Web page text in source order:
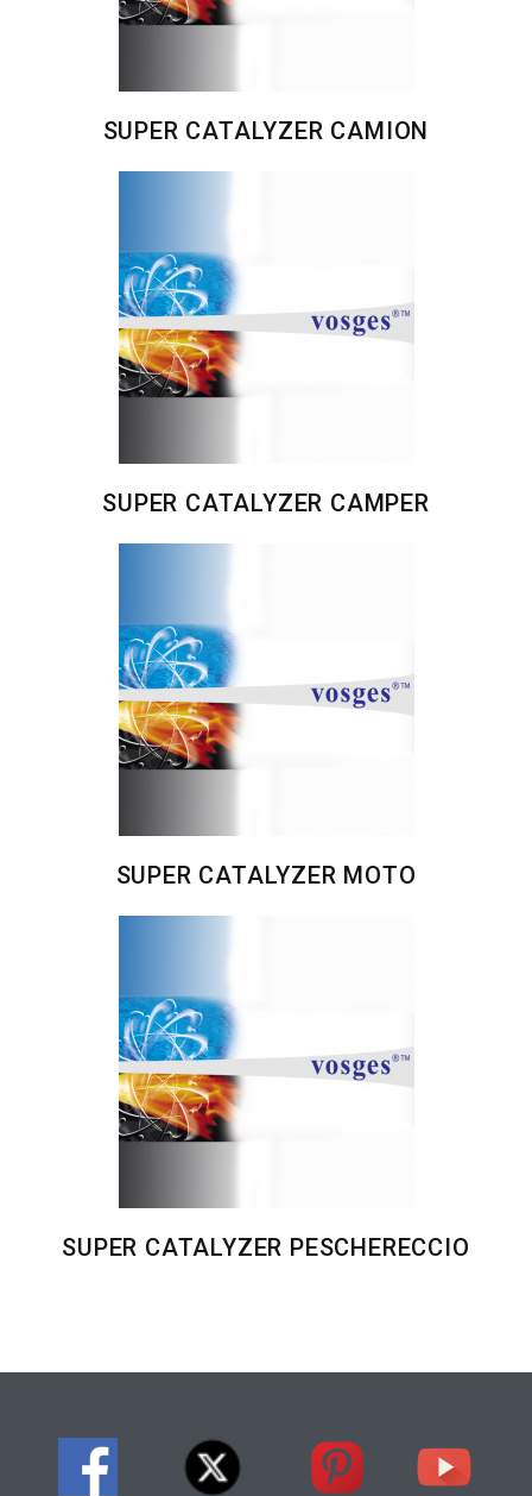
SUPER CATALYZER CAMION
SUPER CATALYZER CAMPER
SUPER CATALYZER MOTO
SUPER CATALYZER PESCHERECCIO